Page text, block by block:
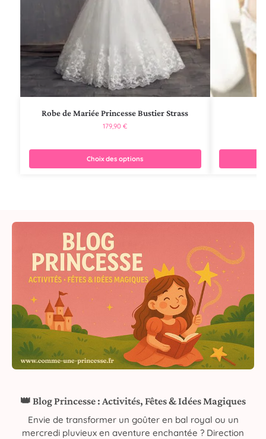
Robe de Mariée Princesse Bustier Strass
179,90€
Choix des options
👑 Blog Princesse : Activités, Fêtes & Idées Magiques
Envie de transformer un goûter en bal royal ou un
mercredi pluvieux en aventure enchantée ? Direction